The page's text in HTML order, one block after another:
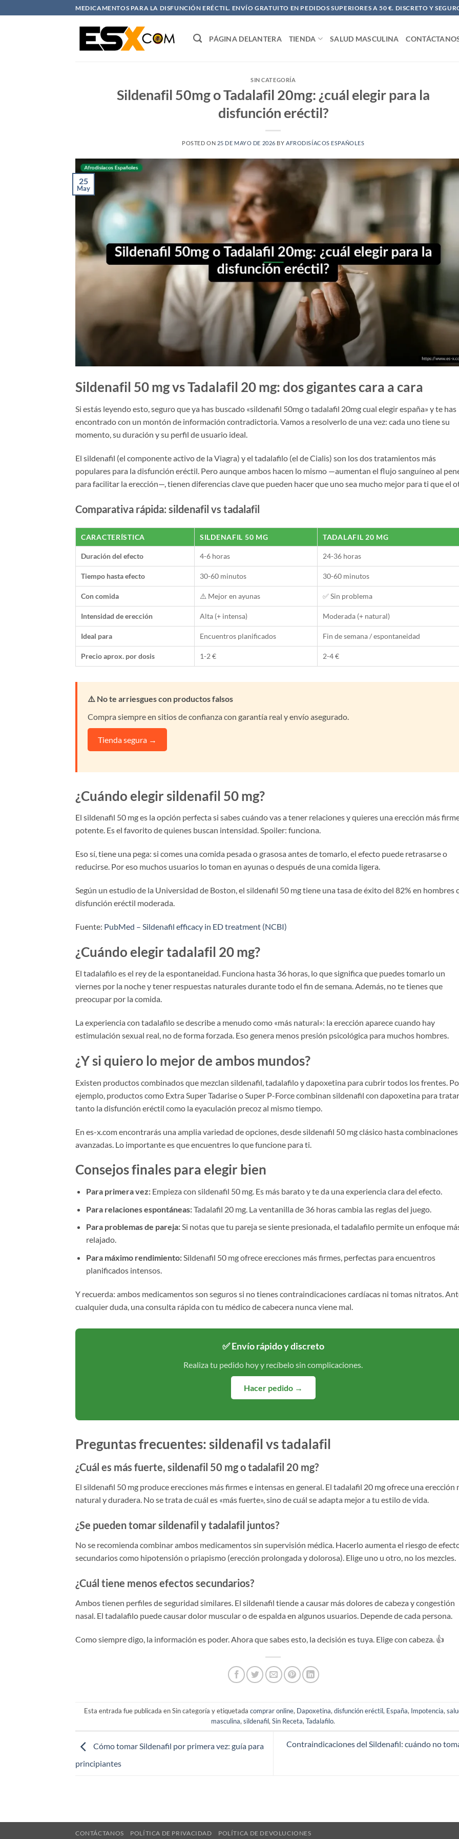
al
MEDICAMENTOS PARA LA DISFUNCIÓN ERÉCTIL. ENVÍO GRATUITO EN PEDIDOS SUPERIORES A 50 €. DISCRETO Y
PÁGINA DELANTERA TIENDA SALUD MASCULINA
SIN CATEGORÍA
Sildenafil 50mg o Tadalafil 20mg: ¿cuál elegir para la
disfunción eréctil?
POSTED ON 25 DE MAYO DE 2026 BY AFRODISÍACOS ESPAÑOLES
25
May
Sildenafil 50 mg vs Tadalafil 20 mg: dos gigantes cara a cara
Si estás leyendo esto, seguro que ya has buscado «sildenafil 50mg o tadalafil 20mg cual elegir españa» y te has
encontrado con un montón de información contradictoria. Vamos a resolverlo de una vez: cada uno tiene su
momento, su duración y su perfil de usuario ideal.
El sildenafil (el componente activo de la Viagra) y el tadalafilo (el de Cialis) son los dos tratamientos más
populares para la disfunción eréctil. Pero aunque ambos hacen lo mismo —aumentan el flujo sanguíneo al
para facilitar la erección—, tienen diferencias clave que pueden hacer que uno sea mucho mejor para ti que el
Comparativa rápida: sildenafil vs tadalafil
CARACTERÍSTICA SILDENAFIL 50 MG TADALAFIL 20 MG
Duración del efecto 4-6 horas 24-36 horas
Tiempo hasta efecto 30-60 minutos 30-60 minutos
Con comida ⚠️ Mejor en ayunas ✅ Sin problema
Intensidad de erección Alta (+ intensa) Moderada (+ natural)
Ideal para Encuentros planificados Fin de semana / espontaneidad
Precio aprox. por dosis 1-2 € 2-4 €
⚠️ No te arriesgues con productos falsos
Compra siempre en sitios de confianza con garantía real y envío asegurado.
Tienda segura →
¿Cuándo elegir sildenafil 50 mg?
El sildenafil 50 mg es la opción perfecta si sabes cuándo vas a tener relaciones y quieres una erección más
potente. Es el favorito de quienes buscan intensidad. Spoiler: funciona.
Eso sí, tiene una pega: si comes una comida pesada o grasosa antes de tomarlo, el efecto puede retrasarse o
reducirse. Por eso muchos usuarios lo toman en ayunas o después de una comida ligera.
Según un estudio de la Universidad de Boston, el sildenafil 50 mg tiene una tasa de éxito del 82% en hombres
disfunción eréctil moderada.
Fuente: PubMed – Sildenafil efficacy in ED treatment (NCBI)
¿Cuándo elegir tadalafil 20 mg?
El tadalafilo es el rey de la espontaneidad. Funciona hasta 36 horas, lo que significa que puedes tomarlo un
viernes por la noche y tener respuestas naturales durante todo el fin de semana. Además, no te tienes que
preocupar por la comida.
La experiencia con tadalafilo se describe a menudo como «más natural»: la erección aparece cuando hay
estimulación sexual real, no de forma forzada. Eso genera menos presión psicológica para muchos hombres.
¿Y si quiero lo mejor de ambos mundos?
Existen productos combinados que mezclan sildenafil, tadalafilo y dapoxetina para cubrir todos los frentes.
ejemplo, productos como Extra Super Tadarise o Super P-Force combinan sildenafil con dapoxetina para tratar
tanto la disfunción eréctil como la eyaculación precoz al mismo tiempo.
En es-x.com encontrarás una amplia variedad de opciones, desde sildenafil 50 mg clásico hasta combinaciones
avanzadas. Lo importante es que encuentres lo que funcione para ti.
Consejos finales para elegir bien
Para primera vez:Empieza con sildenafil 50 mg. Es más barato y te da una experiencia clara del efecto.
Para relaciones espontáneas:Tadalafil 20 mg. La ventanilla de 36 horas cambia las reglas del juego.
Para problemas de pareja:Si notas que tu pareja se siente presionada, el tadalafilo permite un enfoque
relajado.
Para máximo rendimiento:Sildenafil 50 mg ofrece erecciones más firmes, perfectas para encuentros
planificados intensos.
Y recuerda: ambos medicamentos son seguros si no tienes contraindicaciones cardíacas ni tomas nitratos.
cualquier duda, una consulta rápida con tu médico de cabecera nunca viene mal.
✅ Envío rápido y discreto
Realiza tu pedido hoy y recíbelo sin complicaciones.
Hacer pedido →
Preguntas frecuentes: sildenafil vs tadalafil
¿Cuál es más fuerte, sildenafil 50 mg o tadalafil 20 mg?
El sildenafil 50 mg produce erecciones más firmes e intensas en general. El tadalafil 20 mg ofrece una erección
natural y duradera. No se trata de cuál es «más fuerte», sino de cuál se adapta mejor a tu estilo de vida.
¿Se pueden tomar sildenafil y tadalafil juntos?
No se recomienda combinar ambos medicamentos sin supervisión médica. Hacerlo aumenta el riesgo de
secundarios como hipotensión o priapismo (erección prolongada y dolorosa). Elige uno u otro, no los mezcles.
¿Cuál tiene menos efectos secundarios?
Ambos tienen perfiles de seguridad similares. El sildenafil tiende a causar más dolores de cabeza y congestión
nasal. El tadalafilo puede causar dolor muscular o de espalda en algunos usuarios. Depende de cada persona.
Como siempre digo, la información es poder. Ahora que sabes esto, la decisión es tuya. Elige con cabeza. 👍
Esta entrada fue publicada en Sin categoría y etiquetadacomprar online, Dapoxetina,disfunción eréctil, España, Impotencia,
masculina,sildenafil,Sin Receta,Tadalafilo.
Cómo tomar Sildenafil por primera vez: guía para
principiantes
Contraindicaciones del Sildenafil: cuándo no
CONTÁCTANOS POLÍTICA DE PRIVACIDAD POLÍTICA DE DEVOLUCIONES